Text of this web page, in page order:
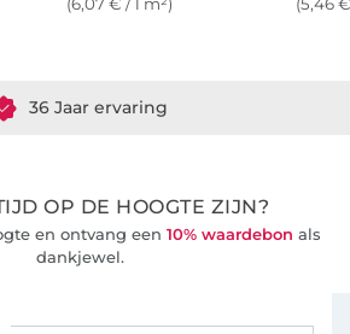
36 Jaar ervaring
OP DE HOOGTE ZIJN?
en ontvang een 10% waardebon als
dankjewel.